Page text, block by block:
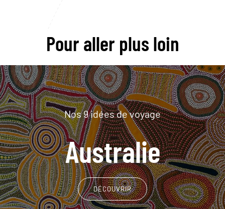
Pour aller plus loin
Nos 9 idées de voyage
Australie
DÉCOUVRIR